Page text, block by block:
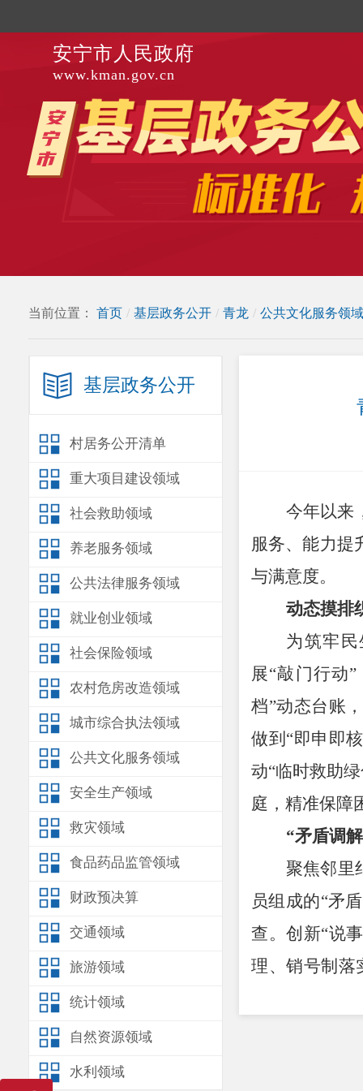
安宁市人民政府
www.kman.gov.cn
当前位置： 首页 / 基层政务公开 / 青龙 / 公共文化服务领域
基层政务公开
村居务公开清单
重大项目建设领域
社会救助领域
养老服务领域
公共法律服务领域
就业创业领域
社会保险领域
农村危房改造领域
城市综合执法领域
公共文化服务领域
安全生产领域
救灾领域
食品药品监管领域
财政预决算
交通领域
旅游领域
统计领域
自然资源领域
水利领域
今年以来
服务、能力提
与满意度。
动态摸排
为筑牢
展“敲门行动”
档”动态台账
做到 “即申即
动“临时救助
庭，精准保障
“矛盾调
聚焦邻里
员组成的“矛
查。创新“说
理、销号制落